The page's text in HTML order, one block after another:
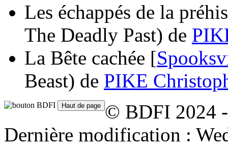
Les échappés de la
The Deadly Past) de
La Bête cachée [
Beast) de PIKE
© BDFI 2024
Dernière modification :